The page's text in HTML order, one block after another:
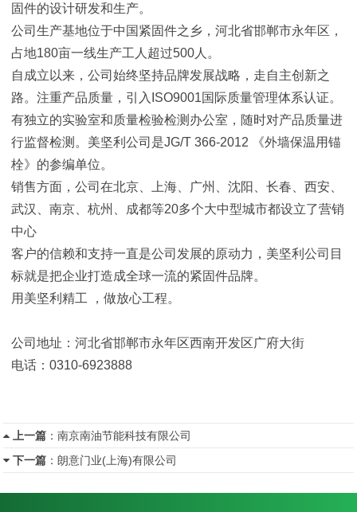
固件的设计研发和生产。
公司生产基地位于中国紧固件之乡，河北省邯郸市永年区，
占地180亩一线生产工人超过500人。
自成立以来，公司始终坚持品牌发展战略，走自主创新之
路。注重产品质量，引入ISO9001国际质量管理体系认证。
有独立的实验室和质量检验检测办公室，随时对产品质量进
行监督检测。美坚利公司是JG/T 366-2012 《外墙保温用锚
栓》的参编单位。
销售方面，公司在北京、上海、广州、沈阳、长春、西安、
武汉、南京、杭州、成都等20多个大中型城市都设立了营销
中心
客户的信赖和支持一直是公司发展的原动力，美坚利公司目
标就是把企业打造成全球一流的紧固件品牌。
用美坚利精工 ，做放心工程。
公司地址：河北省邯郸市永年区西南开发区广府大街
电话：0310-6923888
上一篇 ：南京南油节能科技有限公司
下一篇 ：朗意门业(上海)有限公司